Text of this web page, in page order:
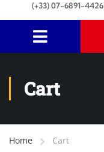
(+33) 07-6891-4426
Cart
Home Cart